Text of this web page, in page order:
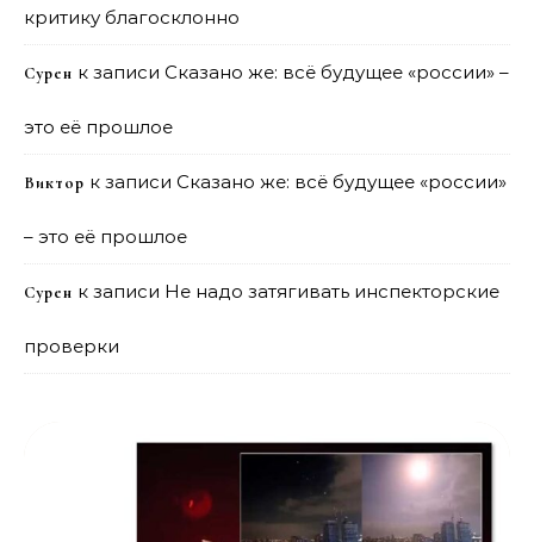
критику благосклонно
Сурен к записи Сказано же: всё будущее «россии» –
это её прошлое
Виктор к записи Сказано же: всё будущее «россии»
– это её прошлое
Сурен к записи Не надо затягивать инспекторские
проверки